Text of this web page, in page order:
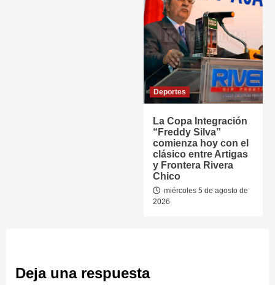
Deportes
La Copa Integración
“Freddy Silva”
comienza hoy con el
clásico entre Artigas
y Frontera Rivera
Chico
miércoles 5 de agosto de
2026
Deja una respuesta